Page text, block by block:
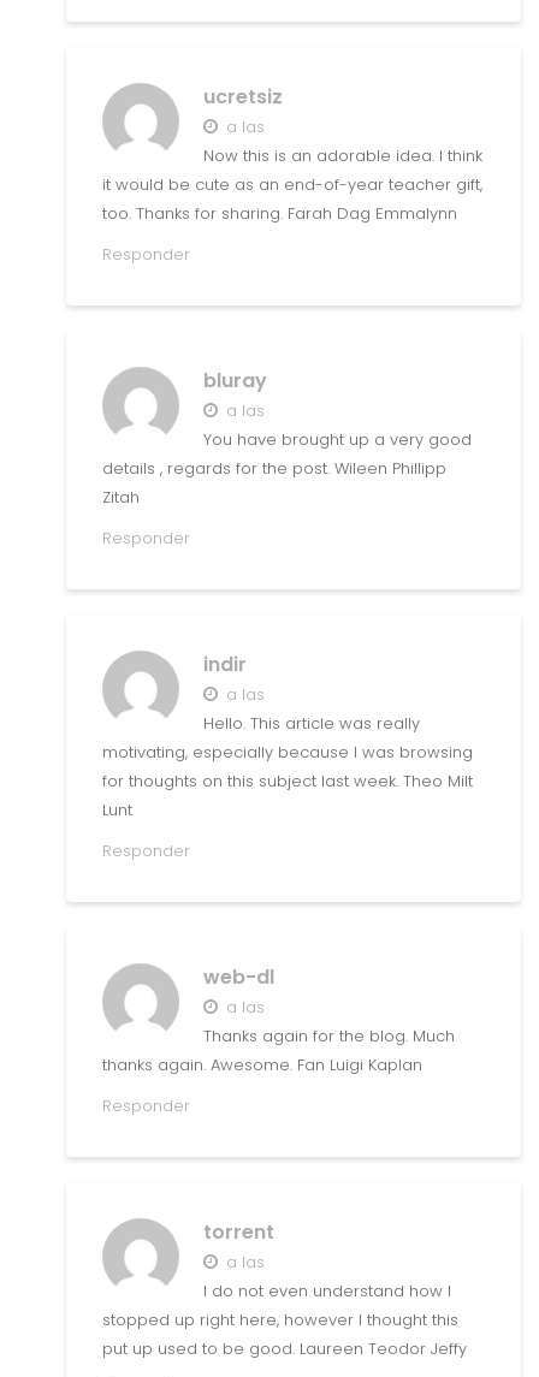
ucretsiz
a las
Now this is an adorable idea. I think
it would be cute as an end-of-year teacher gift,
too. Thanks for sharing. Farah Dag Emmalynn
Responder
bluray
a las
You have brought up a very good
details , regards for the post. Wileen Phillipp
Zitah
Responder
indir
a las
Hello. This article was really
motivating, especially because I was browsing
for thoughts on this subject last week. Theo Milt
Lunt
Responder
web-dl
a las
Thanks again for the blog. Much
thanks again. Awesome. Fan Luigi Kaplan
Responder
torrent
a las
I do not even understand how I
stopped up right here, however I thought this
put up used to be good. Laureen Teodor Jeffy